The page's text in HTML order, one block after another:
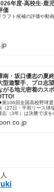
年度-高校生-鹿
価
ラフト候補の評価や動
南・坂口優志の夏
型遊撃手、プロ志
がる地元密着のス
106回全国高校野球
（27日・平和リース球
志（3年）は決勝で涙